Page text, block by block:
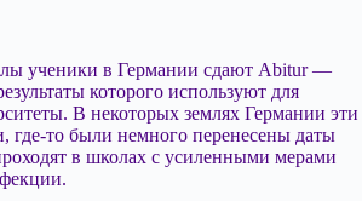
ученики в Германии сдают Abitur —
которого используют для
В некоторых землях Германии эти
где-то были немного перенесены даты
в школах с усиленными мерами